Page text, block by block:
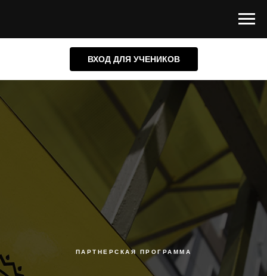
ВХОД ДЛЯ УЧЕНИКОВ
ПАРТНЕРСКАЯ ПРОГРАММА